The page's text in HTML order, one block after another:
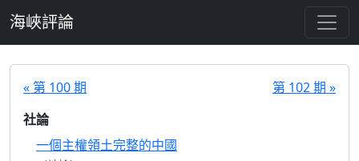
海峽評論
« 第 100 期
第 102 期 »
社論
一個主權領土完整的中國